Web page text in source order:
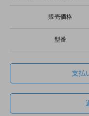
販売価格
型番
支払